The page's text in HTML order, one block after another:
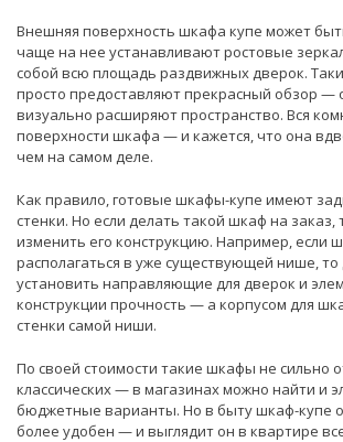
Внешняя поверхность шкафа купе может
чаще на нее устанавливают ростовые
собой всю площадь раздвижных дверок.
просто предоставляют прекрасный обзор —
визуально расширяют пространство. Вся
поверхности шкафа — и кажется, что она
чем на самом деле.
Как правило, готовые шкафы-купе имеют
стенки. Но если делать такой шкаф на
изменить его конструкцию. Например, если
располагаться в уже существующей нише, то
установить направляющие для дверок и
конструкции прочность — а корпусом для
стенки самой ниши.
По своей стоимости такие шкафы не сильно
классических — в магазинах можно найти и
бюджетные варианты. Но в быту шкаф-купе
более удобен — и выглядит он в квартире